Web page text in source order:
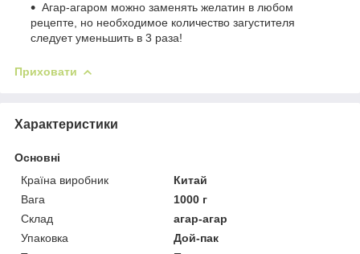
Агар-агаром можно заменять желатин в любом
рецепте, но необходимое количество загустителя
следует уменьшить в 3 раза!
Приховати
Характеристики
Основні
Країна виробник
Китай
Вага
1000 г
Склад
агар-агар
Упаковка
Дой-пак